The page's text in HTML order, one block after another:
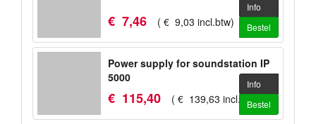
€ 7,46 ( € 9,03 incl.btw)
Info
Bestel
Power supply for soundstation IP
5000
€ 115,40 ( € 139,63 incl.btw)
Info
Bestel